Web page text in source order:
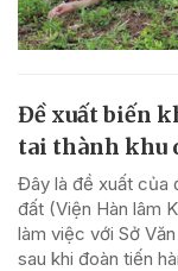
Đề xuất biến
tai thành khu
Đây là đề xuất của
đất (Viện Hàn lâm
làm việc với Sở
sau khi đoàn tiến